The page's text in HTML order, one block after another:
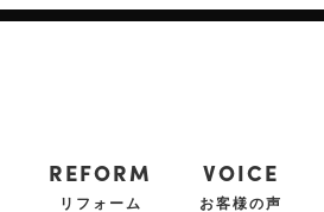
REFORM
リフォーム
VOICE
お客様の声